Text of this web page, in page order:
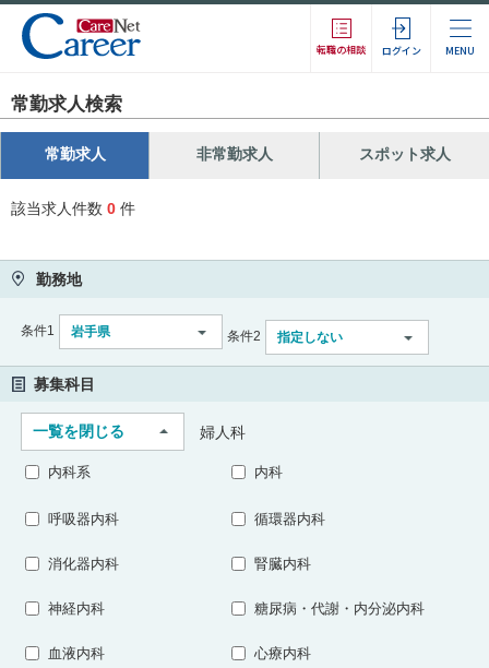
転職の相談 ログイン MENU
常勤求人検索
常勤求人 非常勤求人 スポット求人
該当求人件数 0 件
勤務地
条件1 岩手県 条件2 指定しない
募集科目
一覧を閉じる 婦人科
内科系 内科
呼吸器内科 循環器内科
消化器内科 腎臓内科
神経内科 糖尿病・代謝・内分泌内科
血液内科 心療内科